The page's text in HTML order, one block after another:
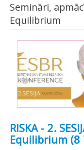
Semināri,
Equilibrium
RISKA - 2.
Equilibrium (8